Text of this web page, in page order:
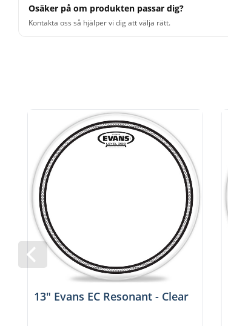
Osäker på om produkten passar dig?
Kontakta oss så hjälper vi dig att välja rätt.
13" Evans EC Resonant - Clear